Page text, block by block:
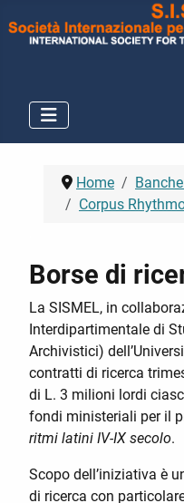
Home
Corpus
Borse di
La SISMEL, in
Interdipartimentale di
Archivistici)
contratti di ricerca
di L. 3 milioni lordi
fondi ministeriali per il
ritmi latini IV-IX secolo.
Scopo dell’iniziativa è
di ricerca con